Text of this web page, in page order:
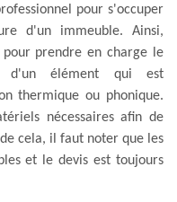
pour s'occuper
d'un immeuble. Ainsi,
prendre en charge le
d'un élément qui est
thermique ou phonique.
nécessaires afin de
cela, il faut noter que les
et le devis est toujours